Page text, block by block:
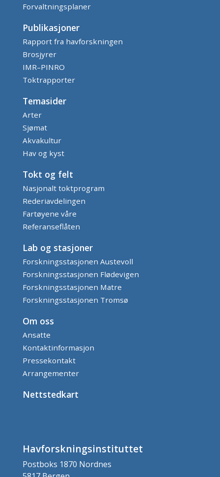
Forvaltningsplaner
Publikasjoner
Rapport fra havforskningen
Brosjyrer
IMR–PINRO
Toktrapporter
Temasider
Arter
Sjømat
Akvakultur
Hav og kyst
Tokt og felt
Nasjonalt toktprogram
Rederiavdelingen
Fartøyene våre
Referanseflåten
Lab og stasjoner
Forskningsstasjonen Austevoll
Forskningsstasjonen Flødevigen
Forskningsstasjonen Matre
Forskningsstasjonen Tromsø
Om oss
Ansatte
Kontaktinformasjon
Pressekontakt
Arrangementer
Nettstedkart
Havforskningsinstituttet
Postboks 1870 Nordnes